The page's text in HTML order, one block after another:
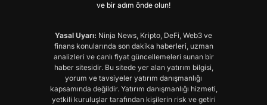
ve bir adım önde olun!
Yasal Uyarı: Ninja News, Kripto, DeFi, Web3 ve
finans konularında son dakika haberleri, uzman
analizleri ve canlı fiyat güncellemeleri sunan bir
haber sitesidir. Bu sitede yer alan yatırım bilgisi,
yorum ve tavsiyeler yatırım danışmanlığı
kapsamında değildir. Yatırım danışmanlığı hizmeti,
yetkili kuruluşlar tarafından kişilerin risk ve getiri